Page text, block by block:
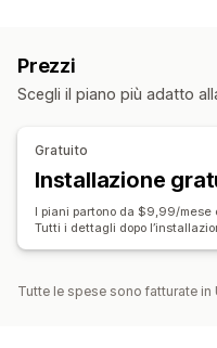
Gestione degli ordini
Approvazione degli ordini
Sincronizzazione del
Automatica
Importazione ed
Prezzi
Scegli il piano più adatto
Gratuito
Installazione
I piani partono da $9,99/mese
Tutti i dettagli dopo
Tutte le spese sono fatturate in